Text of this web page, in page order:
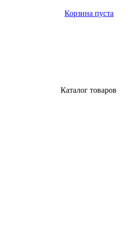
Корзина пуста
Каталог товаров